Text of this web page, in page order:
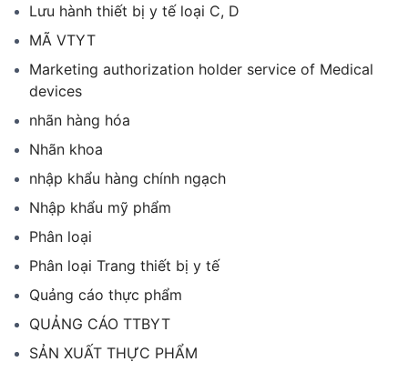
Lưu hành thiết bị y tế loại C, D
MÃ VTYT
Marketing authorization holder service of Medical
devices
nhãn hàng hóa
Nhãn khoa
nhập khẩu hàng chính ngạch
Nhập khẩu mỹ phẩm
Phân loại
Phân loại Trang thiết bị y tế
Quảng cáo thực phẩm
QUẢNG CÁO TTBYT
SẢN XUẤT THỰC PHẨM